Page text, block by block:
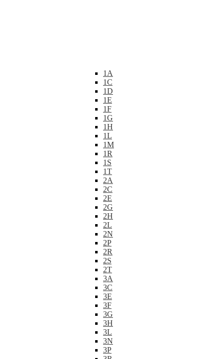
1A
1C
1D
1E
1F
1G
1H
1L
1M
1R
1S
1T
2A
2C
2E
2G
2H
2L
2N
2P
2R
2S
2T
3A
3C
3E
3F
3G
3H
3L
3N
3P